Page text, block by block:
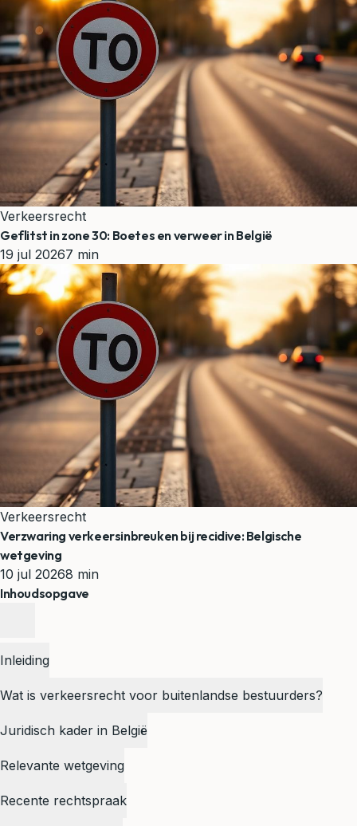
Verkeersrecht
Geflitst in zone 30: Boetes en verweer in België
19 jul 20267 min
Verkeersrecht
Verzwaring verkeersinbreuken bij recidive: Belgische
wetgeving
10 jul 20268 min
Inhoudsopgave
Inleiding
Wat is verkeersrecht voor buitenlandse bestuurders?
Juridisch kader in België
Relevante wetgeving
Recente rechtspraak